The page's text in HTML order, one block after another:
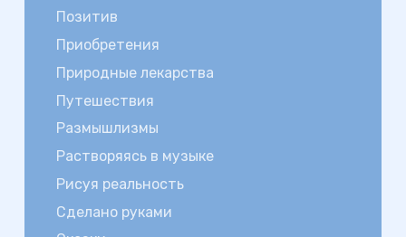
Позитив
Приобретения
Природные лекарства
Путешествия
Размышлизмы
Растворяясь в музыке
Рисуя реальность
Сделано руками